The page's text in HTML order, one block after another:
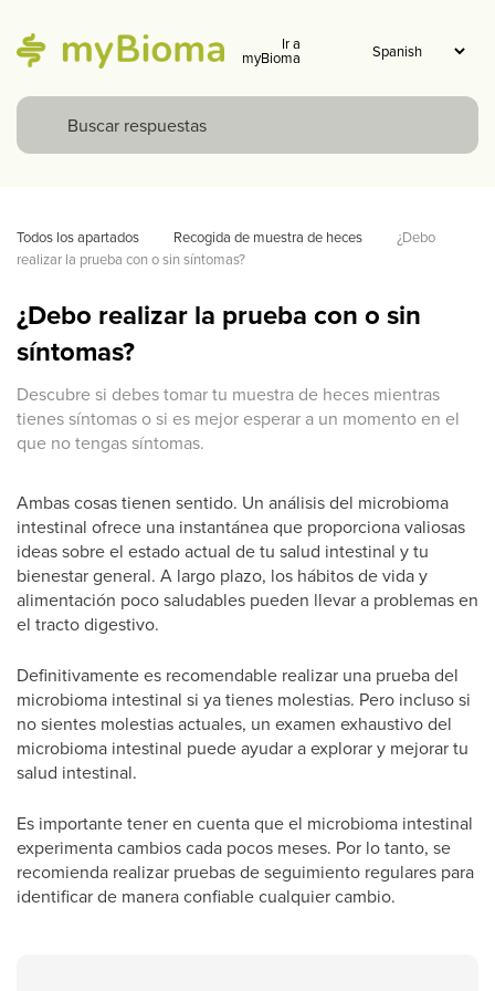
Ir a
myBioma
Todos los apartados Recogida de muestra de heces
¿Debo
realizar la prueba con o sin síntomas?
¿Debo realizar la prueba con o sin
síntomas?
Descubre si debes tomar tu muestra de heces mientras
tienes síntomas o si es mejor esperar a un momento en el
que no tengas síntomas.
Ambas cosas tienen sentido. Un análisis del microbioma
intestinal ofrece una instantánea que proporciona valiosas
ideas sobre el estado actual de tu salud intestinal y tu
bienestar general. A largo plazo, los hábitos de vida y
alimentación poco saludables pueden llevar a problemas en
el tracto digestivo.
Definitivamente es recomendable realizar una prueba del
microbioma intestinal si ya tienes molestias. Pero incluso si
no sientes molestias actuales, un examen exhaustivo del
microbioma intestinal puede ayudar a explorar y mejorar tu
salud intestinal.
Es importante tener en cuenta que el microbioma intestinal
experimenta cambios cada pocos meses. Por lo tanto, se
recomienda realizar pruebas de seguimiento regulares para
identificar de manera confiable cualquier cambio.